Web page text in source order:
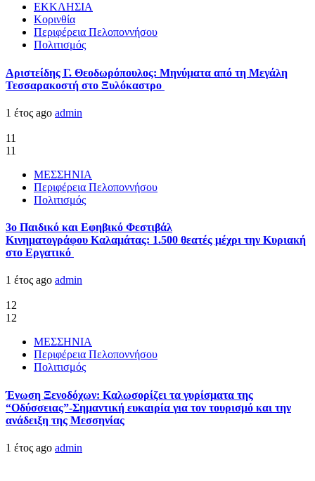
ΕΚΚΛΗΣΙΑ
Κορινθία
Περιφέρεια Πελοποννήσου
Πολιτισμός
Αριστείδης Γ. Θεοδωρόπουλος: Μηνύματα από τη Μεγάλη
Τεσσαρακοστή στο Ξυλόκαστρο
1 έτος ago admin
11
11
ΜΕΣΣΗΝΙΑ
Περιφέρεια Πελοποννήσου
Πολιτισμός
3ο Παιδικό και Εφηβικό Φεστιβάλ
Κινηματογράφου Καλαμάτας: 1.500 θεατές μέχρι την Κυριακή
στο Εργατικό
1 έτος ago admin
12
12
ΜΕΣΣΗΝΙΑ
Περιφέρεια Πελοποννήσου
Πολιτισμός
Ένωση Ξενοδόχων: Καλωσορίζει τα γυρίσματα της
“Οδύσσειας”-Σημαντική ευκαιρία για τον τουρισμό και την
ανάδειξη της Μεσσηνίας
1 έτος ago admin